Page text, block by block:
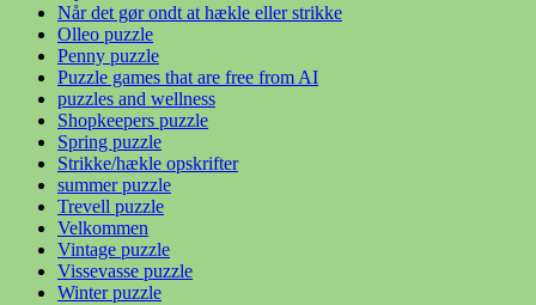
Når det gør ondt at hækle eller strikke
Olleo puzzle
Penny puzzle
Puzzle games that are free from AI
puzzles and wellness
Shopkeepers puzzle
Spring puzzle
Strikke/hækle opskrifter
summer puzzle
Trevell puzzle
Velkommen
Vintage puzzle
Vissevasse puzzle
Winter puzzle